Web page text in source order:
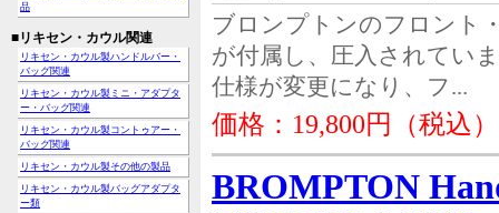
品
■リキセン・カウル関連
リキセン・カウル製ハンドルバー・
バッグ関連
リキセン・カウル製ミニ・アダプタ
ー・バッグ関連
リキセン・カウル製コントゥアー・
バッグ関連
リキセン・カウル製その他の製品
リキセン・カウル製バッグアダプタ
ー類
ブロンプトンのフロント
が付属し、圧入されてい
仕様が変更になり、フ...
価格：19,800円（税込）
BROMPTON